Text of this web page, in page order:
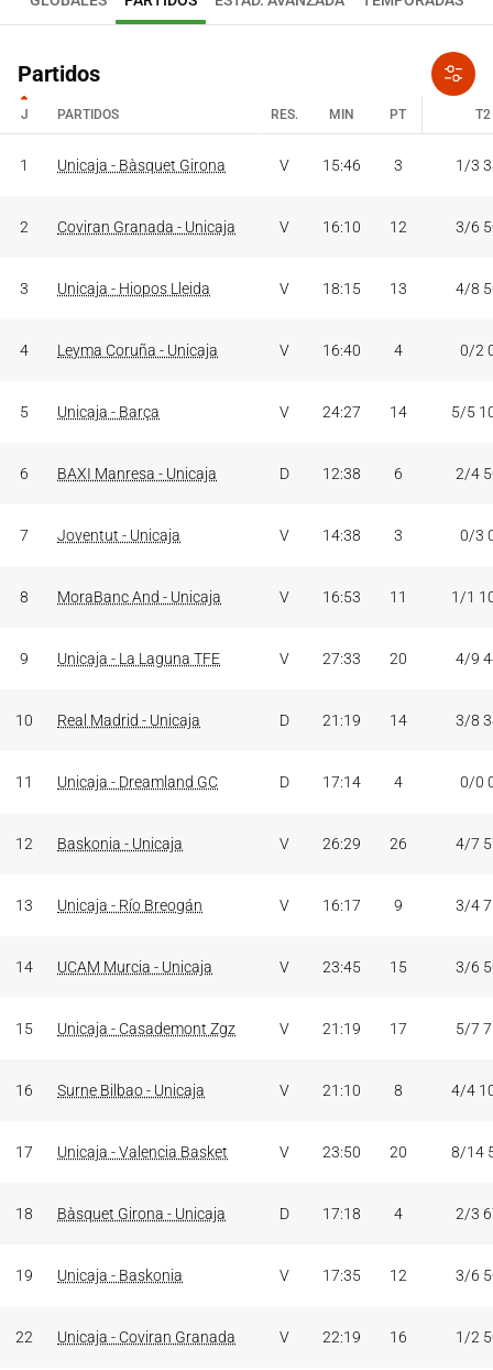
Partidos
J PARTIDOS RES. MIN PT T2
1 Unicaja - Bàsquet Girona V 15:46 3 1/3
2 Coviran Granada - Unicaja V 16:10 12 3/6
3 Unicaja - Hiopos Lleida V 18:15 13 4/8
4 Leyma Coruña - Unicaja V 16:40 4 0/2
5 Unicaja - Barça V 24:27 14 5/5
6 BAXI Manresa - Unicaja D 12:38 6 2/4
7 Joventut - Unicaja V 14:38 3 0/3
8 MoraBanc And - Unicaja V 16:53 11 1/1
9 Unicaja - La Laguna TFE V 27:33 20 4/9
10 Real Madrid - Unicaja D 21:19 14 3/8
11 Unicaja - Dreamland GC D 17:14 4 0/0
12 Baskonia - Unicaja V 26:29 26 4/7
13 Unicaja - Río Breogán V 16:17 9 3/4
14 UCAM Murcia - Unicaja V 23:45 15 3/6
15 Unicaja - Casademont Zgz V 21:19 17 5/7
16 Surne Bilbao - Unicaja V 21:10 8 4/4
17 Unicaja - Valencia Basket V 23:50 20 8/14
18 Bàsquet Girona - Unicaja D 17:18 4 2/3
19 Unicaja - Baskonia V 17:35 12 3/6
22 Unicaja - Coviran Granada V 22:19 16 1/2